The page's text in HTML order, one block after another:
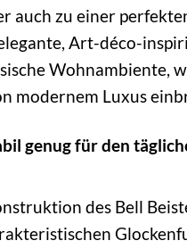
auch zu einer
Art-déco-
Wohnambiente,
modernem Luxus
genug für den
des Bell